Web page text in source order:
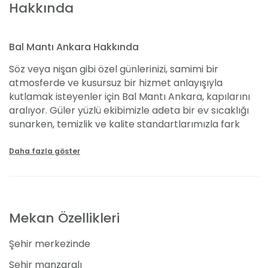
Hakkında
Bal Mantı Ankara Hakkında
Söz veya nişan gibi özel günlerinizi, samimi bir
atmosferde ve kusursuz bir hizmet anlayışıyla
kutlamak isteyenler için Bal Mantı Ankara, kapılarını
aralıyor. Güler yüzlü ekibimizle adeta bir ev sıcaklığı
sunarken, temizlik ve kalite standartlarımızla fark
olan Bal Mantı ekibi olarak, her bir detayın gönlünüze
yapabilmenizi sağlayarak, süsleme ve yerleşimde
Lezzetin Adresi
Daha fazla göster
Mekan Özellikleri
Şehir merkezinde
Şehir manzaralı